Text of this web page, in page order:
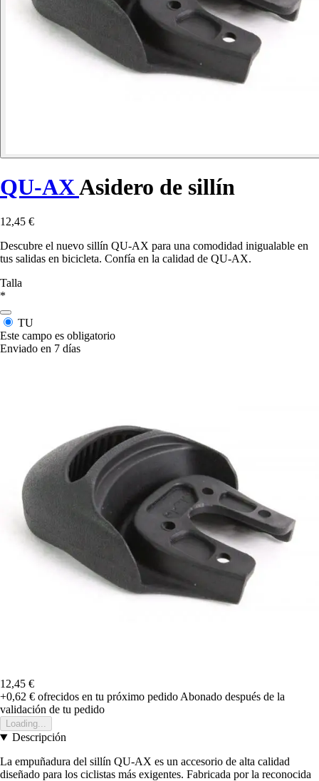
QU-AXAsidero de sillín
12,45 €
Descubre el nuevo sillín QU-AX para una comodidad inigualable en
tus salidas en bicicleta. Confía en la calidad de QU-AX.
Talla
*
TU
Este campo es obligatorio
Enviado en 7 días
12,45 €
+0,62 € ofrecidos en tu próximo pedido Abonado después de la
validación de tu pedido
Loading...
Descripción
La empuñadura del sillín QU-AX es un accesorio de alta calidad
diseñado para los ciclistas más exigentes. Fabricada por la reconocida